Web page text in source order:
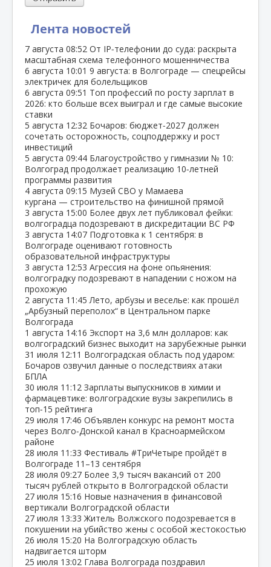
Лента новостей
7 августа 08:52 От IP‑телефонии до суда: раскрыта
масштабная схема телефонного мошенничества
6 августа 10:01 9 августа: в Волгограде — спецрейсы
электричек для болельщиков
6 августа 09:51 Топ профессий по росту зарплат в
2026: кто больше всех выиграл и где самые высокие
ставки
5 августа 12:32 Бочаров: бюджет‑2027 должен
сочетать осторожность, соцподдержку и рост
инвестиций
5 августа 09:44 Благоустройство у гимназии № 10:
Волгоград продолжает реализацию 10‑летней
программы развития
4 августа 09:15 Музей СВО у Мамаева
кургана — строительство на финишной прямой
3 августа 15:00 Более двух лет публиковал фейки:
волгоградца подозревают в дискредитации ВС РФ
3 августа 14:07 Подготовка к 1 сентября: в
Волгограде оценивают готовность
образовательной инфраструктуры
3 августа 12:53 Агрессия на фоне опьянения:
волгоградку подозревают в нападении с ножом на
прохожую
2 августа 11:45 Лето, арбузы и веселье: как прошёл
„Арбузный переполох“ в Центральном парке
Волгограда
1 августа 14:16 Экспорт на 3,6 млн долларов: как
волгоградский бизнес выходит на зарубежные рынки
31 июля 12:11 Волгоградская область под ударом:
Бочаров озвучил данные о последствиях атаки
БПЛА
30 июля 11:12 Зарплаты выпускников в химии и
фармацевтике: волгоградские вузы закрепились в
топ‑15 рейтинга
29 июля 17:46 Объявлен конкурс на ремонт моста
через Волго‑Донской канал в Красноармейском
районе
28 июля 11:33 Фестиваль #ТриЧетыре пройдёт в
Волгограде 11–13 сентября
28 июля 09:27 Более 3,9 тысяч вакансий от 200
тысяч рублей открыто в Волгоградской области
27 июля 15:16 Новые назначения в финансовой
вертикали Волгоградской области
27 июля 13:33 Житель Волжского подозревается в
покушении на убийство жены с особой жестокостью
26 июля 15:20 На Волгоградскую область
надвигается шторм
25 июля 13:02 Глава Волгограда поздравил